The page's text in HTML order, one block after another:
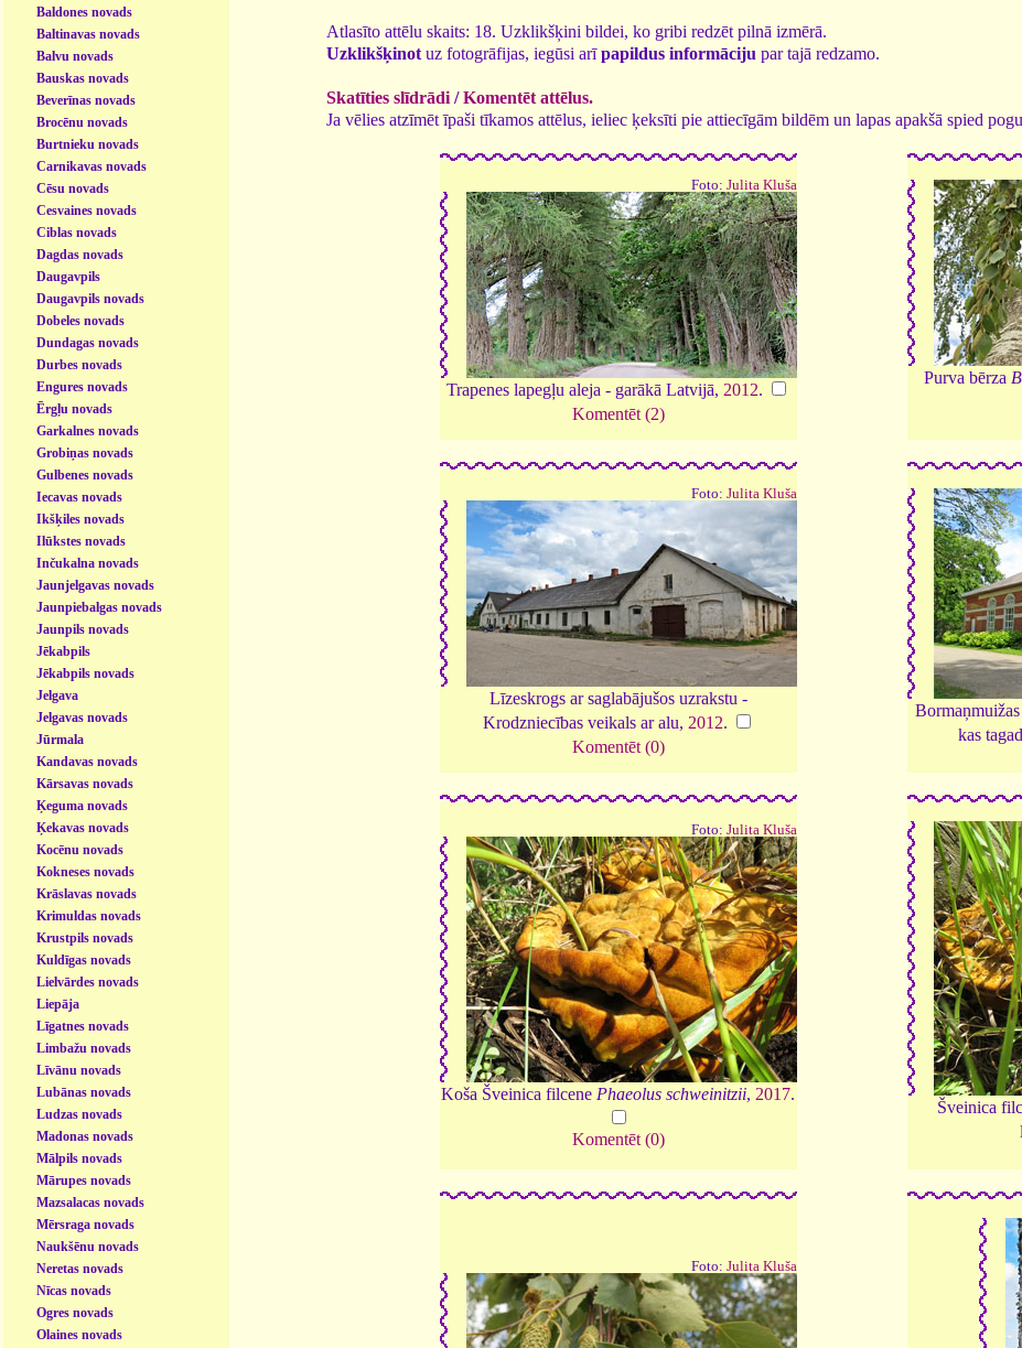
Baldones novads
Baltinavas novads
Balvu novads
Bauskas novads
Beverīnas novads
Brocēnu novads
Burtnieku novads
Carnikavas novads
Cēsu novads
Cesvaines novads
Ciblas novads
Dagdas novads
Daugavpils
Daugavpils novads
Dobeles novads
Dundagas novads
Durbes novads
Engures novads
Ērgļu novads
Garkalnes novads
Grobiņas novads
Gulbenes novads
Iecavas novads
Ikšķiles novads
Ilūkstes novads
Inčukalna novads
Jaunjelgavas novads
Jaunpiebalgas novads
Jaunpils novads
Jēkabpils
Jēkabpils novads
Jelgava
Jelgavas novads
Jūrmala
Kandavas novads
Kārsavas novads
Ķeguma novads
Ķekavas novads
Kocēnu novads
Kokneses novads
Krāslavas novads
Krimuldas novads
Krustpils novads
Kuldīgas novads
Lielvārdes novads
Liepāja
Līgatnes novads
Limbažu novads
Līvānu novads
Lubānas novads
Ludzas novads
Madonas novads
Mālpils novads
Mārupes novads
Mazsalacas novads
Mērsraga novads
Naukšēnu novads
Neretas novads
Nīcas novads
Ogres novads
Olaines novads
Atlasīto attēlu skaits: 18. Uzklikšķini bildei, ko gribi redzēt pilnā izmērā.
Uzklikšķinot uz fotogrāfijas, iegūsi arīpapildus informāciju par tajā redzamo.
Skatīties slīdrādi /Komentēt attēlus.
Ja vēlies atzīmēt īpaši tīkamos attēlus, ieliec ķeksīti pie attiecīgām bildēm un lapas apakšā spied
Foto: Julita Kluša
Trapenes lapegļu aleja - garākā Latvijā, 2012.
Komentēt (2)
Purva bērza
Foto: Julita Kluša
Līzeskrogs ar saglabājušos uzrakstu -
Krodzniecības veikals ar alu, 2012.
Komentēt (0)
kas
Foto: Julita Kluša
Koša Šveinica filcene Phaeolus schweinitzii, 2017.
Komentēt (0)
Šveinica
Foto: Julita Kluša